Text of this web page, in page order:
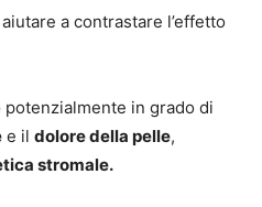
a contrastare l’effetto
potenzialmente in grado di
e il dolore della pelle,
stromale.